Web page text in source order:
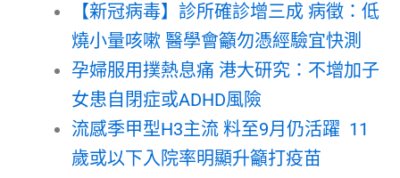
【新冠病毒】診所確診增三成 病徵：低
燒小量咳嗽 醫學會籲勿憑經驗宜快測
孕婦服用撲熱息痛 港大研究：不增加子
女患自閉症或ADHD風險
流感季甲型H3主流 料至9月仍活躍 11
歲或以下入院率明顯升籲打疫苗